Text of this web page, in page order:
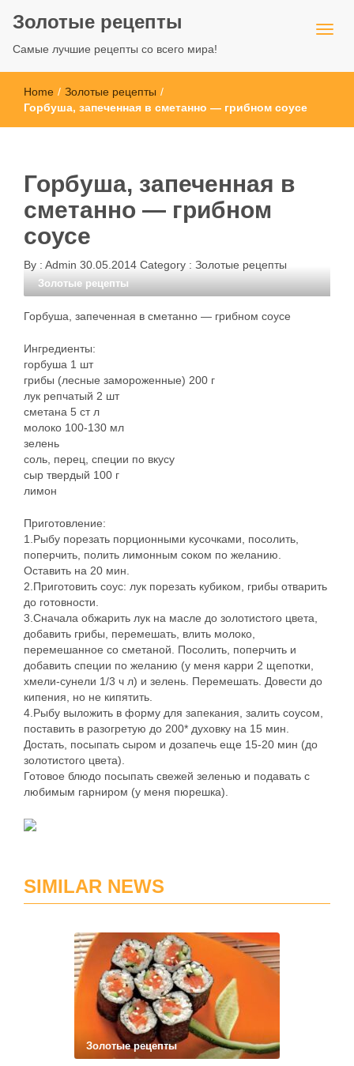
Золотые рецепты
Самые лучшие рецепты со всего мира!
Home / Золотые рецепты /
Горбуша, запеченная в сметанно — грибном соусе
Горбуша, запеченная в
сметанно — грибном
соусе
By : Admin 30.05.2014 Category : Золотые рецепты
Золотые рецепты
Горбуша, запеченная в сметанно — грибном соусе
Ингредиенты:
горбуша 1 шт
грибы (лесные замороженные) 200 г
лук репчатый 2 шт
сметана 5 ст л
молоко 100-130 мл
зелень
соль, перец, специи по вкусу
сыр твердый 100 г
лимон
Приготовление:
1.Рыбу порезать порционными кусочками, посолить,
поперчить, полить лимонным соком по желанию.
Оставить на 20 мин.
2.Приготовить соус: лук порезать кубиком, грибы отварить
до готовности.
3.Сначала обжарить лук на масле до золотистого цвета,
добавить грибы, перемешать, влить молоко,
перемешанное со сметаной. Посолить, поперчить и
добавить специи по желанию (у меня карри 2 щепотки,
хмели-сунели 1/3 ч л) и зелень. Перемешать. Довести до
кипения, но не кипятить.
4.Рыбу выложить в форму для запекания, залить соусом,
поставить в разогретую до 200* духовку на 15 мин.
Достать, посыпать сыром и дозапечь еще 15-20 мин (до
золотистого цвета).
Готовое блюдо посыпать свежей зеленью и подавать с
любимым гарниром (у меня пюрешка).
SIMILAR NEWS
Золотые рецепты